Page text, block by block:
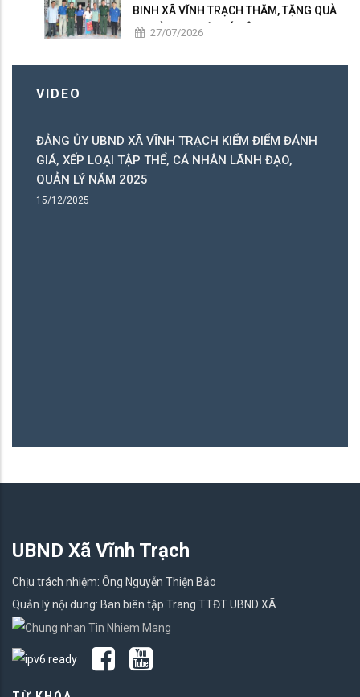
BINH XÃ VĨNH TRẠCH THĂM, TẶNG QUÀ
GIA ĐÌNH NGƯỜI CÓ CÔNG
27/07/2026
VIDEO
ĐẢNG ỦY UBND XÃ VĨNH TRẠCH KIỂM ĐIỂM ĐÁNH
GIÁ, XẾP LOẠI TẬP THỂ, CÁ NHÂN LÃNH ĐẠO,
QUẢN LÝ NĂM 2025
15/12/2025
UBND Xã Vĩnh Trạch
Chịu trách nhiệm: Ông Nguyễn Thiện Bảo
Quản lý nội dung: Ban biên tập Trang TTĐT UBND XÃ